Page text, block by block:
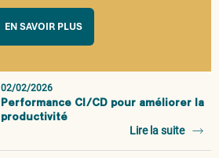
EN SAVOIR PLUS
02/02/2026
Performance CI/CD pour améliorer la
productivité
Lire la suite